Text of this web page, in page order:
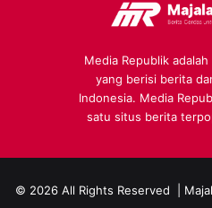
Media Republik
yang berisi berita
Indonesia. Media
satu situs berita
© 2026 All Rights Reserved |